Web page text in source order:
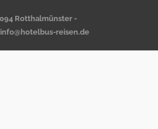
Rotthalmünster -
info@hotelbus-reisen.de